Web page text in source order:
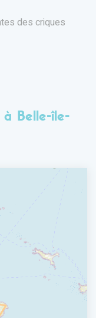
des criques
à Belle-île-